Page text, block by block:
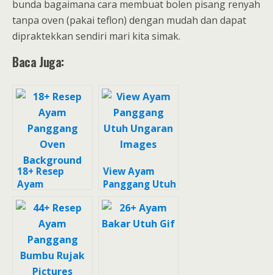
bunda bagaimana cara membuat bolen pisang renyah
tanpa oven (pakai teflon) dengan mudah dan dapat
dipraktekkan sendiri mari kita simak.
Baca Juga:
18+ Resep
Ayam
Panggang
Oven
Background
View Ayam
Panggang Utuh
Ungaran
Images